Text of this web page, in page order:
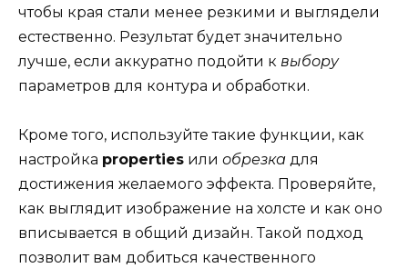
чтобы края стали менее резкими и выглядели
естественно. Результат будет значительно
лучше, если аккуратно подойти к выбору
параметров для контура и обработки.
Кроме того, используйте такие функции, как
настройка properties или обрезка для
достижения желаемого эффекта. Проверяйте,
как выглядит изображение на холсте и как оно
вписывается в общий дизайн. Такой подход
позволит вам добиться качественного